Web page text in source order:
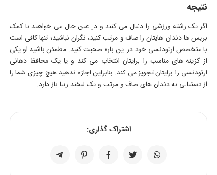
نتیجه
اگر یک رشته ورزشی را دنبال می کنید و در عین حال می خواهید با کمک
بریس ها دندان هایتان را صاف و مرتب کنید، نگران نباشید؛ تنها کافی است
با متخصص ارتودنسی خود در این باره صحبت کنید. مطمئن باشید او یکی
از گزینه های مناسب را برایتان انتخاب می کند و یا یک محافظ دهانی
ارتودنسی را برایتان تجویز می کند. بنابراین اجازه ندهید هیچ چیزی شما را
از دستیابی به دندان های صاف و مرتب و یک لبخند زیبا باز دارد.
اشتراک گذاری: